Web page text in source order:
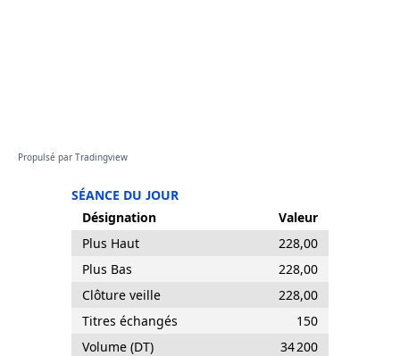
Propulsé par Tradingview
SÉANCE DU JOUR
Désignation
Valeur
Plus Haut
228,00
Plus Bas
228,00
Clôture veille
228,00
Titres échangés
150
Volume (DT)
34 200